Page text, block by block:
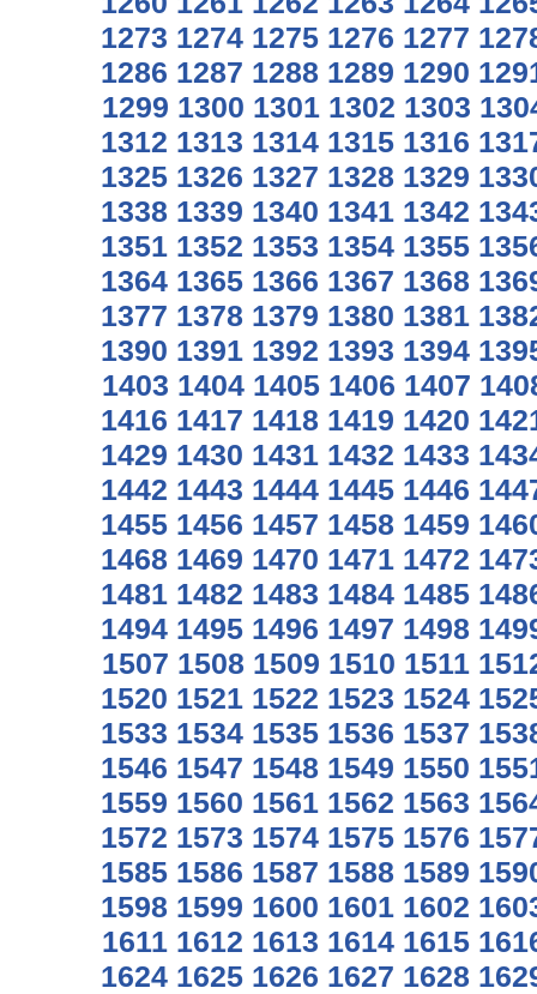
1273 1274 1275 1276 1277
1286 1287 1288 1289 1290
1299 1300 1301 1302 1303
1312 1313 1314 1315 1316
1325 1326 1327 1328 1329
1338 1339 1340 1341 1342
1351 1352 1353 1354 1355
1364 1365 1366 1367 1368
1377 1378 1379 1380 1381
1390 1391 1392 1393 1394
1403 1404 1405 1406 1407
1416 1417 1418 1419 1420
1429 1430 1431 1432 1433
1442 1443 1444 1445 1446
1455 1456 1457 1458 1459
1468 1469 1470 1471 1472
1481 1482 1483 1484 1485
1494 1495 1496 1497 1498
1507 1508 1509 1510 1511
1520 1521 1522 1523 1524
1533 1534 1535 1536 1537
1546 1547 1548 1549 1550
1559 1560 1561 1562 1563
1572 1573 1574 1575 1576
1585 1586 1587 1588 1589
1598 1599 1600 1601 1602
1611 1612 1613 1614 1615
1624 1625 1626 1627 1628